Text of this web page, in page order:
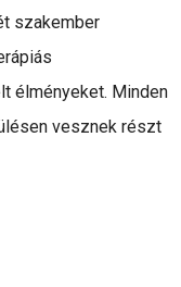
szakember
élményeket. Minden
vesznek részt